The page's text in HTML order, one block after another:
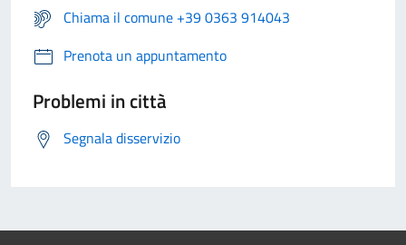
Chiama il comune +39 0363 914043
Prenota un appuntamento
Problemi in città
Segnala disservizio